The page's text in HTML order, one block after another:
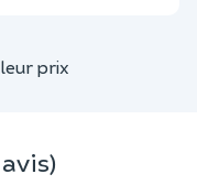
prix